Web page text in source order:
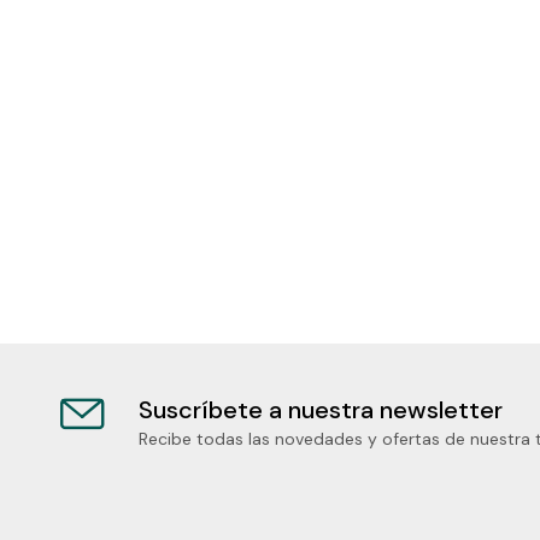
Suscríbete a nuestra newsletter
Recibe todas las novedades y ofertas de nuestra